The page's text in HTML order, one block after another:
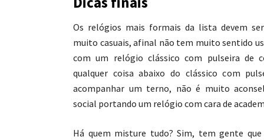
Os relógios mais formais da lista devem
muito casuais, afinal não tem muito sentido
com um relógio clássico com pulseira de
qualquer coisa abaixo do clássico com
acompanhar um terno, não é muito
social portando um relógio com cara de
Há quem misture tudo? Sim, tem gente